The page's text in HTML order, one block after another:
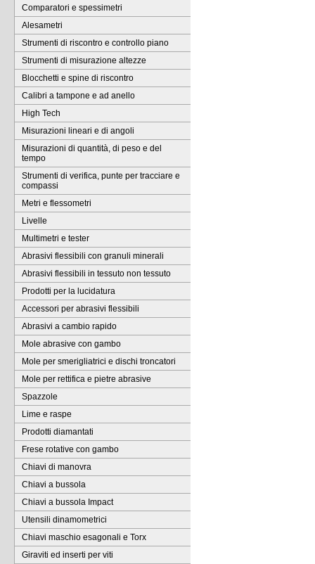
Comparatori e spessimetri
Alesametri
Strumenti di riscontro e controllo piano
Strumenti di misurazione altezze
Blocchetti e spine di riscontro
Calibri a tampone e ad anello
High Tech
Misurazioni lineari e di angoli
Misurazioni di quantità, di peso e del
tempo
Strumenti di verifica, punte per tracciare e
compassi
Metri e flessometri
Livelle
Multimetri e tester
Abrasivi flessibili con granuli minerali
Abrasivi flessibili in tessuto non tessuto
Prodotti per la lucidatura
Accessori per abrasivi flessibili
Abrasivi a cambio rapido
Mole abrasive con gambo
Mole per smerigliatrici e dischi troncatori
Mole per rettifica e pietre abrasive
Spazzole
Lime e raspe
Prodotti diamantati
Frese rotative con gambo
Chiavi di manovra
Chiavi a bussola
Chiavi a bussola Impact
Utensili dinamometrici
Chiavi maschio esagonali e Torx
Giraviti ed inserti per viti